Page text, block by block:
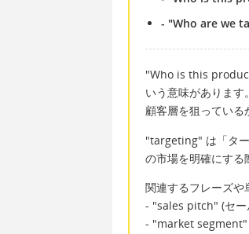
- "Who are we
"Who is this
いう意味がありま
顧客層を狙っている
"targeting" は「タ
の市場を明確にする
関連するフレーズや
- "sales pitch" (セー
- "market segment"